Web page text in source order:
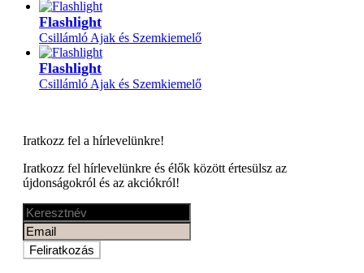
Flashlight
Csillámló Ajak és Szemkiemelő
Flashlight
Csillámló Ajak és Szemkiemelő
Iratkozz fel a hírlevelünkre!
Iratkozz fel hírlevelünkre és élők között értesülsz az
újdonságokról és az akciókról!
Feliratkozás